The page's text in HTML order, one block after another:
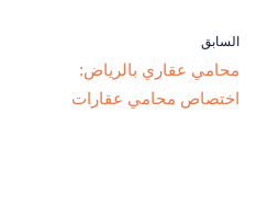
السابق
محامي عقاري بالرياض:
اختصاص محامي عقارات